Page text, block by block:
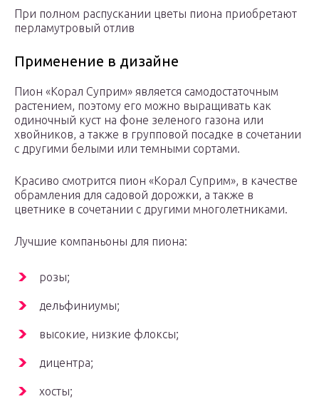
При полном распускании цветы пиона приобретают
перламутровый отлив
Применение в дизайне
Пион «Корал Суприм» является самодостаточным
растением, поэтому его можно выращивать как
одиночный куст на фоне зеленого газона или
хвойников, а также в групповой посадке в сочетании
с другими белыми или темными сортами.
Красиво смотрится пион «Корал Суприм», в качестве
обрамления для садовой дорожки, а также в
цветнике в сочетании с другими многолетниками.
Лучшие компаньоны для пиона:
розы;
дельфиниумы;
высокие, низкие флоксы;
дицентра;
хосты;